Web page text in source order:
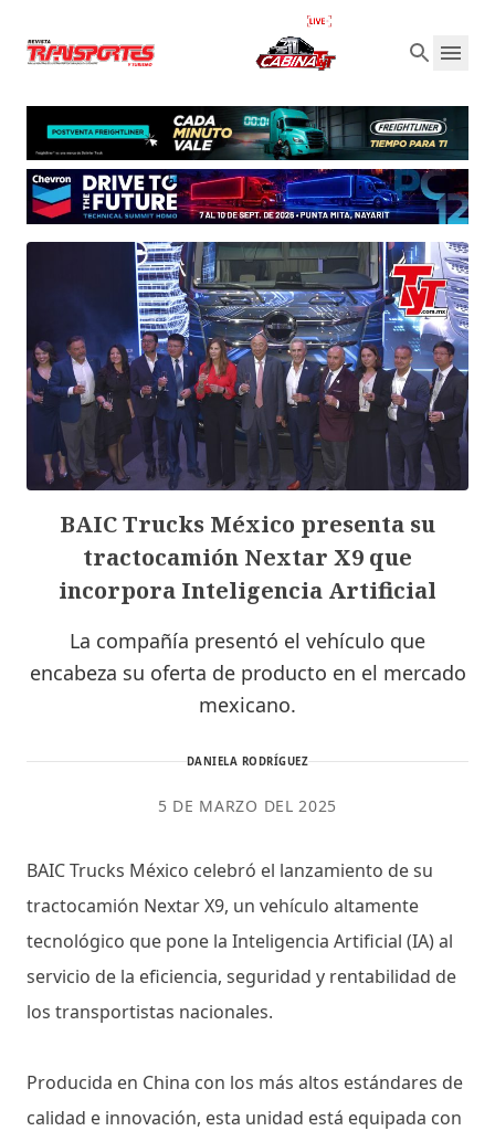
BAIC Trucks México presenta su
tractocamión Nextar X9 que
incorpora Inteligencia Artificial
La compañía presentó el vehículo que
encabeza su oferta de producto en el mercado
mexicano.
DANIELA RODRÍGUEZ
5 DE MARZO DEL 2025
BAIC Trucks México celebró el lanzamiento de su
tractocamión Nextar X9, un vehículo altamente
tecnológico que pone la Inteligencia Artificial (IA) al
servicio de la eficiencia, seguridad y rentabilidad de
los transportistas nacionales.
Producida en China con los más altos estándares de
calidad e innovación, esta unidad está equipada con